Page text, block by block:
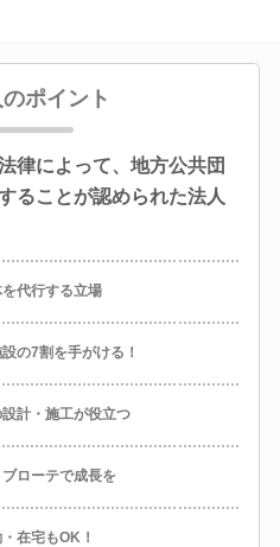
ポイント
律によって、地方公共団
ることが認められた法人
代行する立場
の7割を手がける！
計・施工が役立つ
ローテで成長を
在宅もOK！